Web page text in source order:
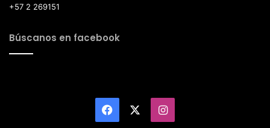
+57 2 269151
Búscanos en facebook
Facebook Instagram